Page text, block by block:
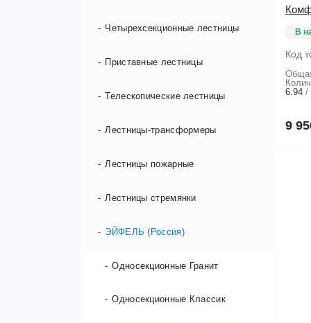
Стальные стремянки
Стремянки с широкими ступенями
Табурет-стремянки
Стремянки по производителям
ЭЙФЕЛЬ (Россия)
SevenBerg (Россия)
KRAUSE (Германия)
АЛЮМЕТ (Россия)
Новая Высота (Россия)
Четырехсекционные лестницы
Приставные лестницы
Телескопические лестницы
Лестницы-трансформеры
Лестницы пожарные
Лестницы стремянки
ЭЙФЕЛЬ (Россия)
Односекционные Гранит
Односекционные Классик
В
Код
6.94
9